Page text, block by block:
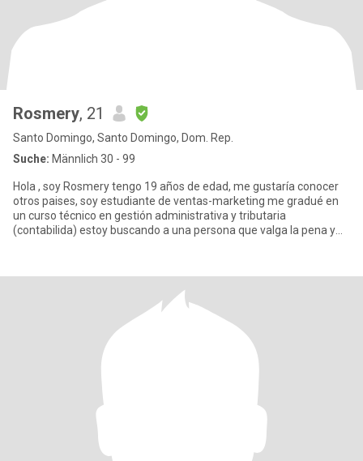
Rosmery, 21
Santo Domingo, Santo Domingo, Dom. Rep.
Suche: Männlich 30 - 99
Hola , soy Rosmery tengo 19 años de edad, me gustaría conocer
otros paises, soy estudiante de ventas-marketing me gradué en
un curso técnico en gestión administrativa y tributaria
(contabilida) estoy buscando a una persona que valga la pena y